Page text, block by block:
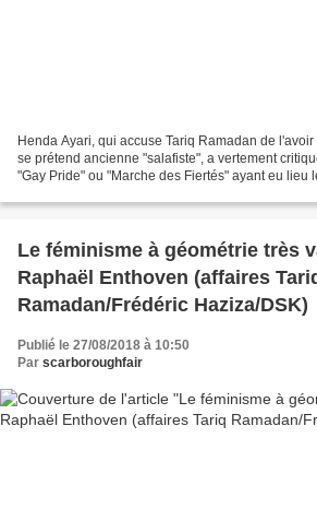
Henda Ayari, qui accuse Tariq Ramadan de
se prétend ancienne "salafiste", a vertement
"Gay Pride" ou "Marche des Fiertés" ayant eu lieu
Le féminisme à géométrie très
Raphaël Enthoven (affaires
Ramadan/Frédéric Haziza/DSK)
Publié le 27/08/2018 à 10:50
Par scarboroughfair